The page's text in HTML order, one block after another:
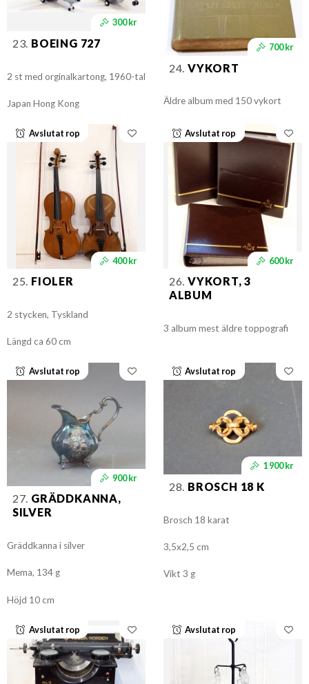
300 kr
23. BOEING 727
2 st med orginalkartong, 1960-tal
Japan Hong Kong
700 kr
24. VYKORT
Äldre album med 150 vykort
Avslutat rop
400 kr
25. FIOLER
2 stycken, Tyskland
Längd ca 60 cm
Avslutat rop
600 kr
26. VYKORT, 3
ALBUM
3 album mest äldre toppografi
Avslutat rop
900 kr
27. GRÄDDKANNA,
SILVER
Gräddkanna i silver
Mema, 134 g
Höjd 10 cm
Avslutat rop
1 900 kr
28. BROSCH 18 K
Brosch 18 karat
3,5x2,5 cm
Vikt 3 g
Avslutat rop Avslutat rop